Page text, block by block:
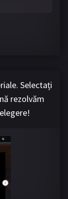
Selectați
rezolvăm